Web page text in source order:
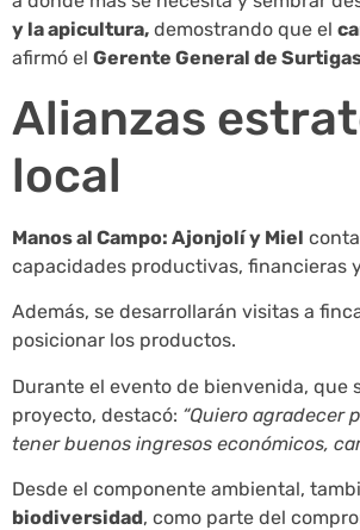
y la apicultura, demostrando que el
afirmó el Gerente General de
Alianzas
local
Manos al Campo: Ajonjolí y Miel
capacidades productivas, financieras
Además, se desarrollarán visitas a
posicionar los productos.
Durante el evento de bienvenida, que
proyecto, destacó: “Quiero agradecer
tener buenos ingresos económicos,
Desde el componente ambiental,
biodiversidad, como parte del